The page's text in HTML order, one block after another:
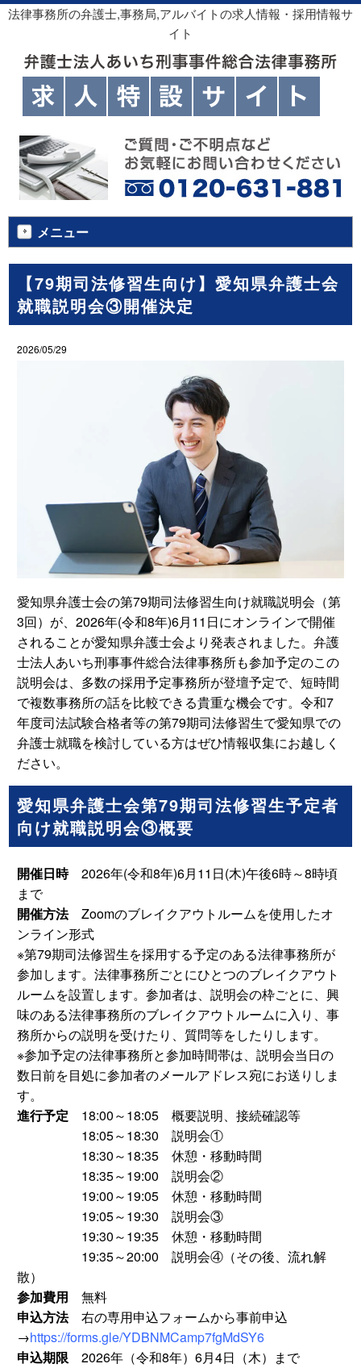
法律事務所の弁護士,事務局,アルバイトの求人情報・採用情報サ
イト
メニュー
【79期司法修習生向け】愛知県弁護士会
就職説明会③開催決定
2026/05/29
愛知県弁護士会の第79期司法修習生向け就職説明会（第
3回）が、2026年(令和8年)6月11日にオンラインで開催
されることが愛知県弁護士会より発表されました。弁護
士法人あいち刑事事件総合法律事務所も参加予定のこの
説明会は、多数の採用予定事務所が登壇予定で、短時間
で複数事務所の話を比較できる貴重な機会です。令和7
年度司法試験合格者等の第79期司法修習生で愛知県での
弁護士就職を検討している方はぜひ情報収集にお越しく
ださい。
愛知県弁護士会第79期司法修習生予定者
向け就職説明会③概要
開催日時2026年(令和8年)6月11日(木)午後6時～8時頃
まで
開催方法Zoomのブレイクアウトルームを使用したオ
ンライン形式
※第79期司法修習生を採用する予定のある法律事務所が
参加します。法律事務所ごとにひとつのブレイクアウト
ルームを設置します。参加者は、説明会の枠ごとに、興
味のある法律事務所のブレイクアウトルームに入り、事
務所からの説明を受けたり、質問等をしたりします。
※参加予定の法律事務所と参加時間帯は、説明会当日の
数日前を目処に参加者のメールアドレス宛にお送りしま
す。
進行予定 18:00～18:05 概要説明、接続確認等
18:05～18:30 説明会①
18:30～18:35 休憩・移動時間
18:35～19:00 説明会②
19:00～19:05 休憩・移動時間
19:05～19:30 説明会③
19:30～19:35 休憩・移動時間
19:35～20:00 説明会④（その後、流れ解
散）
参加費用 無料
申込方法右の専用申込フォームから事前申込
→https://forms.gle/YDBNMCamp7fgMdSY6
申込期限 2026年（令和8年）6月4日（木）まで